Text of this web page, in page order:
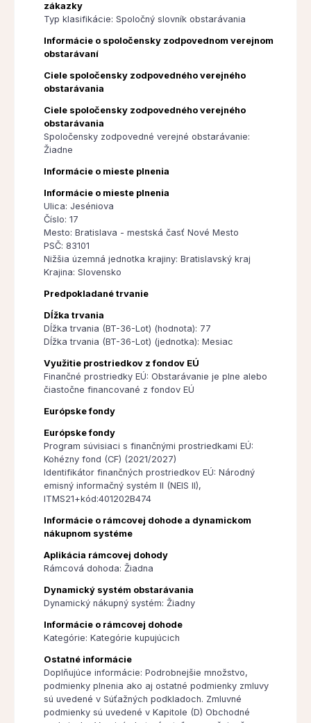
zákazky
Typ klasifikácie: Spoločný slovník obstarávania
Informácie o spoločensky zodpovednom verejnom
obstarávaní
Ciele spoločensky zodpovedného verejného
obstarávania
Ciele spoločensky zodpovedného verejného
obstarávania
Spoločensky zodpovedné verejné obstarávanie:
Žiadne
Informácie o mieste plnenia
Informácie o mieste plnenia
Ulica: Jeséniova
Číslo: 17
Mesto: Bratislava - mestská časť Nové Mesto
PSČ: 83101
Nižšia územná jednotka krajiny: Bratislavský kraj
Krajina: Slovensko
Predpokladané trvanie
Dĺžka trvania
Dĺžka trvania (BT-36-Lot) (hodnota): 77
Dĺžka trvania (BT-36-Lot) (jednotka): Mesiac
Využitie prostriedkov z fondov EÚ
Finančné prostriedky EÚ: Obstarávanie je plne alebo
čiastočne financované z fondov EÚ
Európske fondy
Európske fondy
Program súvisiaci s finančnými prostriedkami EÚ:
Kohézny fond (CF) (2021/2027)
Identifikátor finančných prostriedkov EÚ: Národný
emisný informačný systém II (NEIS II),
ITMS21+kód:401202B474
Informácie o rámcovej dohode a dynamickom
nákupnom systéme
Aplikácia rámcovej dohody
Rámcová dohoda: Žiadna
Dynamický systém obstarávania
Dynamický nákupný systém: Žiadny
Informácie o rámcovej dohode
Kategórie: Kategórie kupujúcich
Ostatné informácie
Doplňujúce informácie: Podrobnejšie množstvo,
podmienky plnenia ako aj ostatné podmienky zmluvy
sú uvedené v Súťažných podkladoch. Zmluvné
podmienky sú uvedené v Kapitole (D) Obchodné